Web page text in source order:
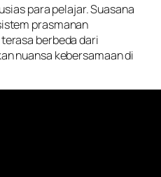
para pelajar. Suasana
prasmanan
berbeda dari
nuansa kebersamaan di